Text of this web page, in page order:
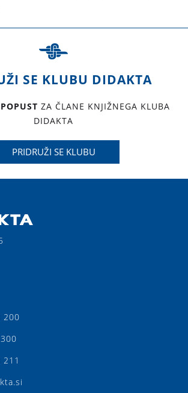
SE KLUBU DIDAKTA
ZA ČLANE KNJIŽNEGA KLUBA
DIDAKTA
PRIDRUŽI SE KLUBU
200